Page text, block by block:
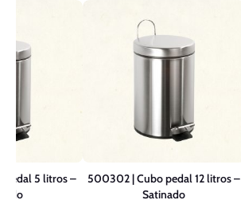
5 litros –
500302 | Cubo pedal 12 litros –
Satinado